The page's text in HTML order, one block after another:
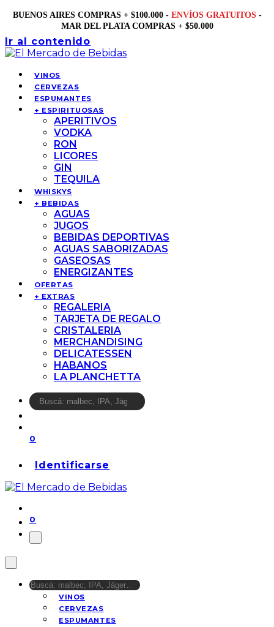
BUENOS AIRES COMPRAS + $100.000 - ENVÍOS GRATUITOS -
MAR DEL PLATA COMPRAS + $50.000
Ir al contenido
VINOS
CERVEZAS
ESPUMANTES
+ ESPIRITUOSAS
APERITIVOS
VODKA
RON
LICORES
GIN
TEQUILA
WHISKYS
+ BEBIDAS
AGUAS
JUGOS
BEBIDAS DEPORTIVAS
AGUAS SABORIZADAS
GASEOSAS
ENERGIZANTES
OFERTAS
+ EXTRAS
REGALERIA
TARJETA DE REGALO
CRISTALERIA
MERCHANDISING
DELICATESSEN
HABANOS
LA PLANCHETTA
0
Identificarse
0
VINOS
CERVEZAS
ESPUMANTES